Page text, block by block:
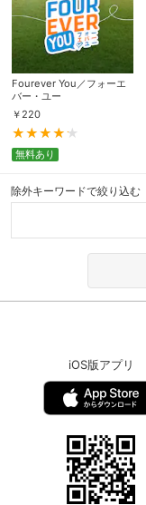
Fourever You／フォーエ
バー・ユー
￥ 220
無料あり
除外キーワードで絞り込む
iOS版アプリ